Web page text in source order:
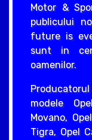
Motor &
publicului
future is
sunt in
oamenilor.
modele
Movano,
Tigra, Opel